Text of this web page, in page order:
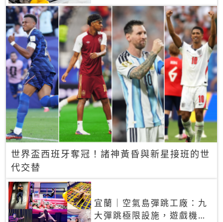
世界盃西班牙奪冠！諸神黃昏與新星接班的世
代交替
宜蘭｜空氣島彈跳工廠：九
大彈跳極限設施，遊戲機無